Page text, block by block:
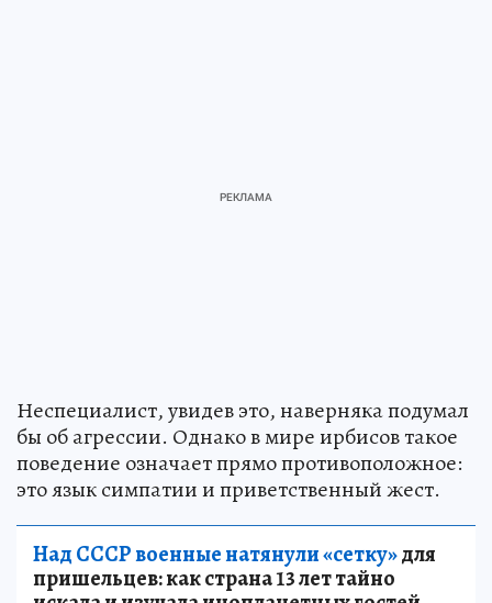
Неспециалист, увидев это, наверняка подумал
бы об агрессии. Однако в мире ирбисов такое
поведение означает прямо противоположное:
это язык симпатии и приветственный жест.
Над СССР военные натянули «сетку»для
пришельцев: как страна 13 лет тайно